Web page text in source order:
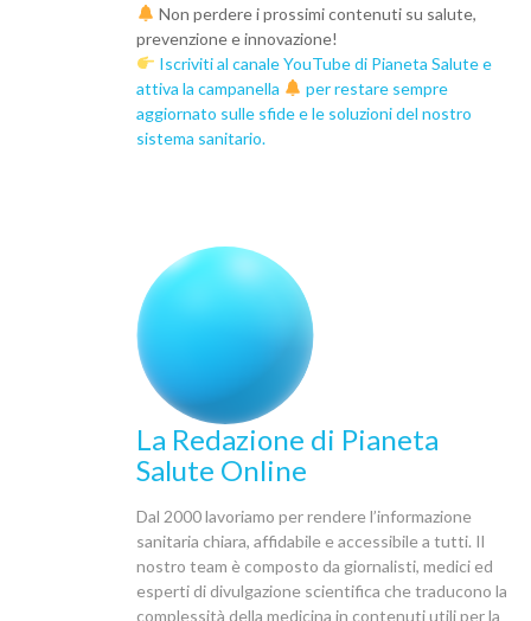
Non perdere i prossimi contenuti su salute,
prevenzione e innovazione!
Iscriviti al canale YouTube di Pianeta Salute e
attiva la campanella
per restare sempre
aggiornato sulle sfide e le soluzioni del nostro
sistema sanitario.
La Redazione di Pianeta
Salute Online
Dal 2000 lavoriamo per rendere l’informazione
sanitaria chiara, affidabile e accessibile a tutti. Il
nostro team è composto da giornalisti, medici ed
esperti di divulgazione scientifica che traducono la
complessità della medicina in contenuti utili per la